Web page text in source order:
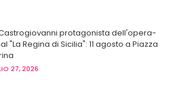
protagonista dell'opera-
"La Regina di Sicilia": 11 agosto a Piazza
27, 2026